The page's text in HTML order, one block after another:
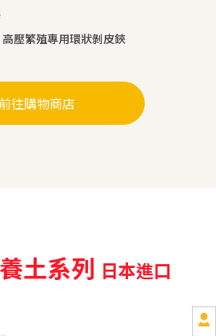
高壓繁殖專用環狀剝皮鋏
往購物商店
土系列 日本進口